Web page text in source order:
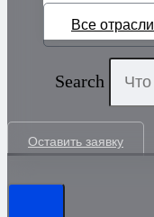
Все отрасли
Search
Оставить заявку